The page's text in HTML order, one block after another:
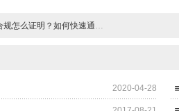
证明？如何快速通过认证？
2020-04-28